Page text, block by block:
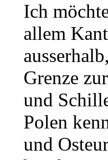
Ich
allem
Grenze
und
Polen
und